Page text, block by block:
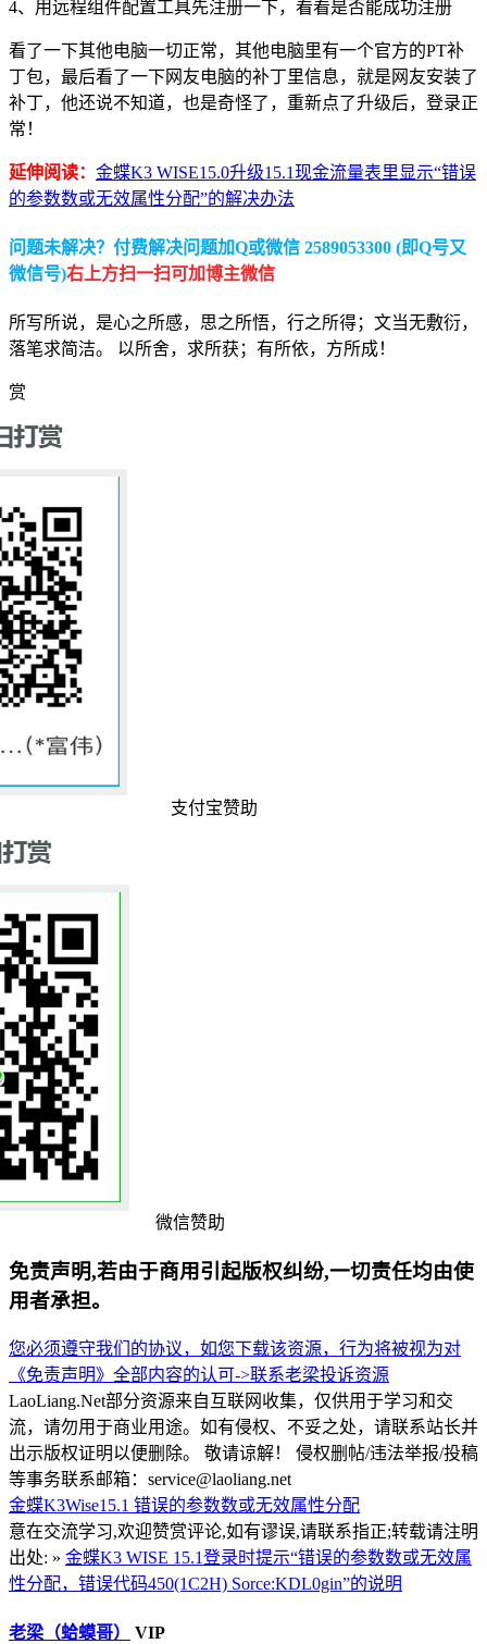
4、用远程组件配置工具先注册一下，看看是否能成功注册
看了一下其他电脑一切正常，其他电脑里有一个官方的PT补
丁包，最后看了一下网友电脑的补丁里信息，就是网友安装了
补丁，他还说不知道，也是奇怪了，重新点了升级后，登录正
常！
延伸阅读： 金蝶K3 WISE15.0升级15.1现金流量表里显示“错误
的参数数或无效属性分配”的解决办法
问题未解决？付费解决问题加Q或微信 2589053300 (即Q号又
微信号)右上方扫一扫可加博主微信
所写所说，是心之所感，思之所悟，行之所得；文当无敷衍，
落笔求简洁。 以所舍，求所获；有所依，方所成！
赏
支付宝赞助
微信赞助
免责声明,若由于商用引起版权纠纷,一切责任均由使
用者承担。
您必须遵守我们的协议，如您下载该资源，行为将被视为对
《免责声明》全部内容的认可->联系老梁投诉资源
LaoLiang.Net部分资源来自互联网收集，仅供用于学习和交
流，请勿用于商业用途。如有侵权、不妥之处，请联系站长并
出示版权证明以便删除。 敬请谅解！ 侵权删帖/违法举报/投稿
等事务联系邮箱：service@laoliang.net
金蝶K3Wise15.1 错误的参数数或无效属性分配
意在交流学习,欢迎赞赏评论,如有谬误,请联系指正;转载请注明
出处: » 金蝶K3 WISE 15.1登录时提示“错误的参数数或无效属
性分配，错误代码450(1C2H) Sorce:KDL0gin”的说明
老梁（蛤蟆哥） VIP